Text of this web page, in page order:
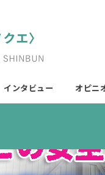
インタビュー オピニ